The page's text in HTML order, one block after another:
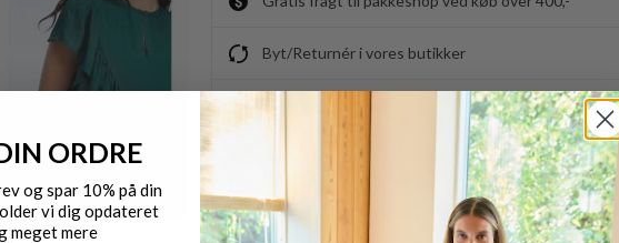
Byt/Returnér i vores butikker
Ikke alle vores varer på webshoppen, befinder
Kontakt din nærmeste forretning for ydeligere
ORDRE
og spar 10% på din
vi dig opdateret
meget mere